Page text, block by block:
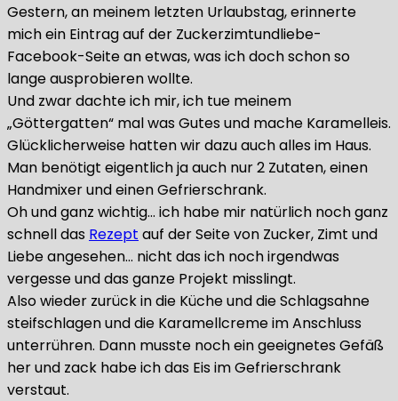
Gestern, an meinem letzten Urlaubstag, erinnerte
mich ein Eintrag auf der Zuckerzimtundliebe-
Facebook-Seite an etwas, was ich doch schon so
lange ausprobieren wollte.
Und zwar dachte ich mir, ich tue meinem
„Göttergatten“ mal was Gutes und mache Karamelleis.
Glücklicherweise hatten wir dazu auch alles im Haus.
Man benötigt eigentlich ja auch nur 2 Zutaten, einen
Handmixer und einen Gefrierschrank.
Oh und ganz wichtig… ich habe mir natürlich noch ganz
schnell das Rezept auf der Seite von Zucker, Zimt und
Liebe angesehen… nicht das ich noch irgendwas
vergesse und das ganze Projekt misslingt.
Also wieder zurück in die Küche und die Schlagsahne
steifschlagen und die Karamellcreme im Anschluss
unterrühren. Dann musste noch ein geeignetes Gefäß
her und zack habe ich das Eis im Gefrierschrank
verstaut.